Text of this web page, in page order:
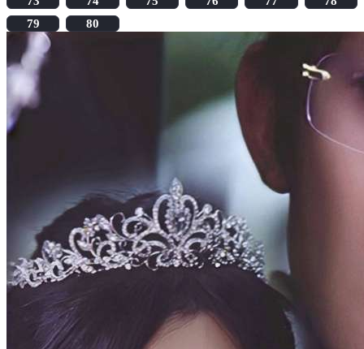
79
80